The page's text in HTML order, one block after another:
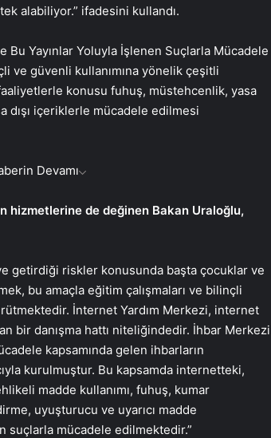
alabiliyor.” ifadesini kullandı.
Bu Yayınlar Yoluyla İşlenen Suçlarla Mücadele
ve güvenli kullanımına yönelik çeşitli
konusu fuhuş, müstehcenlik, yasa
dışı içeriklerle mücadele edilmesi
Devamı
hizmetlerine de değinen Bakan Uraloğlu,
getirdiği riskler konusunda başta çocuklar ve
bu amaçla eğitim çalışmaları ve bilinçli
İnternet Yardım Merkezi, internet
bir danışma hattı niteliğindedir. İhbar Merkezi
kapsamında gelen ihbarların
kurulmuştur. Bu kapsamda internetteki,
madde kullanımı, fuhuş, kumar
uyuşturucu ve uyarıcı madde
suçlarla mücadele edilmektedir.”